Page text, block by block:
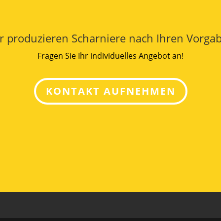
produzieren Scharniere nach Ihren
Fragen Sie Ihr individuelles Angebot an!
KONTAKT AUFNEHMEN